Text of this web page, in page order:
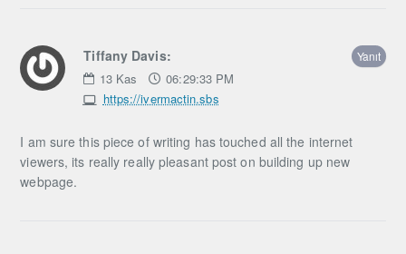
Tiffany Davis:
13 Kas
06:29:33 PM
https://ivermactin.sbs
Yanıt
I am sure this piece of writing has touched all the internet
viewers, its really really pleasant post on building up new
webpage.